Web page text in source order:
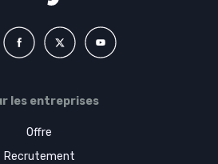
les entreprises
Offre
Recrutement